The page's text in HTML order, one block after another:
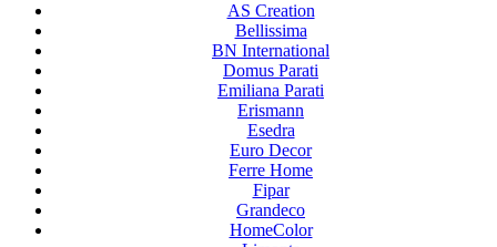
AS Creation
Bellissima
BN International
Domus Parati
Emiliana Parati
Erismann
Esedra
Euro Decor
Ferre Home
Fipar
Grandeco
HomeColor